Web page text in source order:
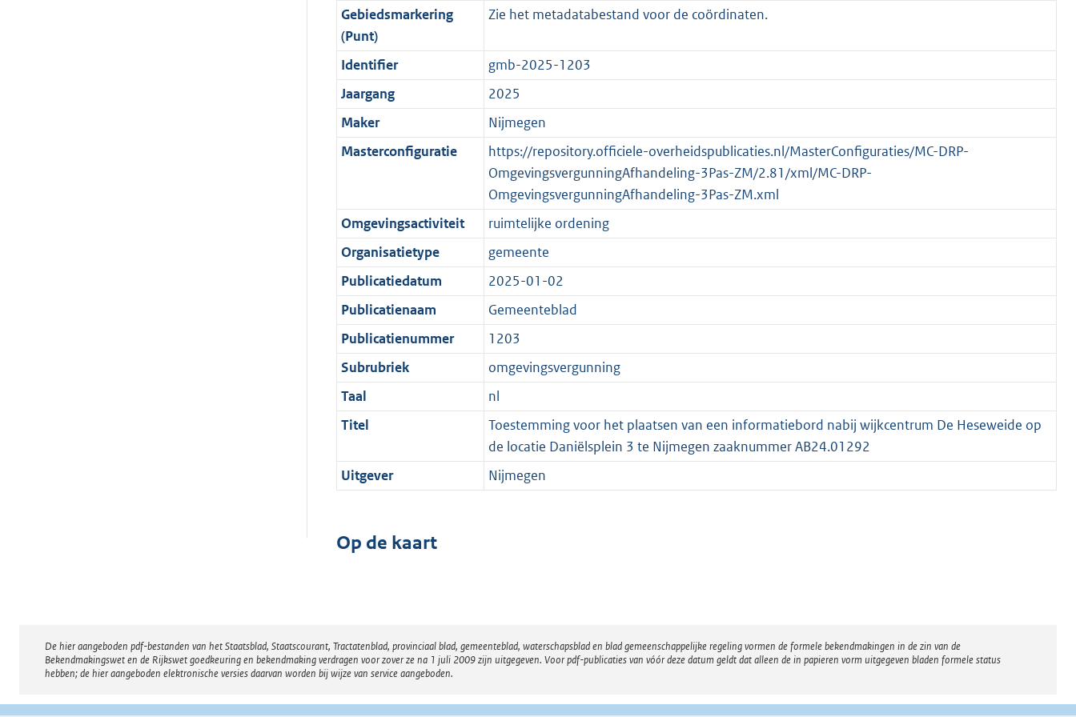
o
r
m
a
a
t
f
o
r
m
a
a
t
b
n
f
o
r
m
a
a
i
n
f
o
r
m
a
K
o
t
e
:
2
K
b
o
t
t
:
2
K
b
Gebiedsmarkering
(Punt)
Zie het metadatabestand voor de coördinaten.
Identifier
gmb-2025-1203
Jaargang
2025
Maker
Nijmegen
Masterconfiguratie
https://repository.officiele-overheidspublicaties.nl/MasterConfiguraties/MC-DRP-
OmgevingsvergunningAfhandeling-3Pas-ZM/2.81/xml/MC-DRP-
OmgevingsvergunningAfhandeling-3Pas-ZM.xml
Omgevingsactiviteit
ruimtelijke ordening
Organisatietype
gemeente
Publicatiedatum
2025-01-02
Publicatienaam
Gemeenteblad
Publicatienummer
1203
Subrubriek
omgevingsvergunning
Taal
nl
Titel
Toestemming voor het plaatsen van een informatiebord nabij wijkcentrum De Heseweide op
de locatie Daniëlsplein 3 te Nijmegen zaaknummer AB24.01292
Uitgever
Nijmegen
Op de kaart
Disclaimer
De hier aangeboden pdf-bestanden van het Staatsblad, Staatscourant, Tractatenblad, provinciaal blad, gemeenteblad, waterschapsblad en blad gemeenschappelijke regeling vormen de formele bekendmakingen in de zin van de
Bekendmakingswet en de Rijkswet goedkeuring en bekendmaking verdragen voor zover ze na 1 juli 2009 zijn uitgegeven. Voor pdf-publicaties van vóór deze datum geldt dat alleen de in papieren vorm uitgegeven bladen formele status
hebben; de hier aangeboden elektronische versies daarvan worden bij wijze van service aangeboden.